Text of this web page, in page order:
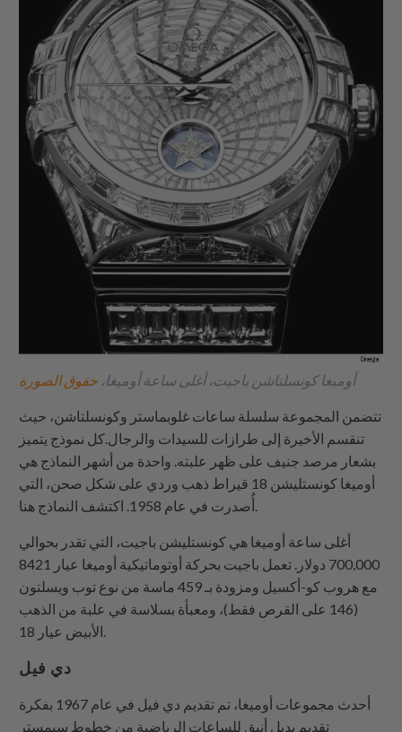
أوميغا كونسلتاشن باجيت، أغلى ساعة أوميغا، حقوق الصورة
تتضمن المجموعة سلسلة ساعات غلوبماستر وكونسلتاشن، حيث
تنقسم الأخيرة إلى طرازات للسيدات والرجال.كل نموذج يتميز
بشعار مرصد جنيف على ظهر علبته. واحدة من أشهر النماذج هي
أوميغا كونستليشن 18 قيراط ذهب وردي على شكل صحن، التي
أُصدرت في عام 1958. اكتشف النماذج هنا.
أغلى ساعة أوميغا هي كونستليشن باجيت، التي تقدر بحوالي
700,000 دولار. تعمل باجيت بحركة أوتوماتيكية أوميغا عيار 8421
مع هروب كو-أكسيل ومزودة بـ 459 ماسة من نوع توب ويسلتون
(146 على القرص فقط)، ومعبأة بسلاسة في علبة من الذهب
الأبيض عيار 18.
دي فيل
أحدث مجموعات أوميغا، تم تقديم دي فيل في عام 1967 بفكرة
تقديم بديل أنيق للساعات الرياضية من خطوط سيمستر